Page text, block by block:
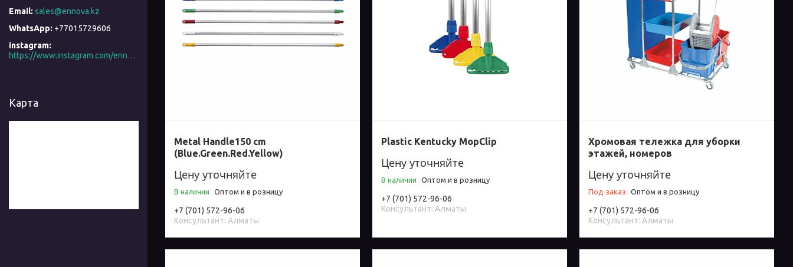
Metal Handle150 cm
(Blue.Green.Red.Yellow)
Цену уточняйте
В наличии Оптом и в розницу
+7 (701) 572-96-06
Консультант: Алматы
Plastic Kentucky MopClip
Цену уточняйте
В наличии Оптом и в розницу
+7 (701) 572-96-06
Консультант: Алматы
Хромовая тележка для уборки
этажей, номеров
Цену уточняйте
Под заказ Оптом и в розницу
+7 (701) 572-96-06
Консультант: Алматы
sales@ennova.kz
+77015729606
instagram
https://www.instagram.com/ennova_horeca/
Карта